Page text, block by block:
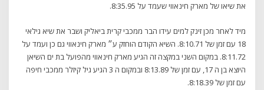
את שיאו של מארק חינאווי שעמד על 8:35.95.
מיד לאחר מכן זינק למים עידו הבר ממכבי קרית ביאליק ושבר את שיא גילאי
18 עם זמן של 8:10.71. השיא הקודם הוחזק ע״ מארק חינאווי גם כן ועמד על
8:11.72. במקום השני במקצה זה הגיע מארק חינאווי מהפועל בת ים השיאן
היוצא בן ה 17, עם זמן של 8:13.89 ובמקום ה 3 הגיע גיל קיזלר ממכבי חיפה
עם זמן של 8:18.39.